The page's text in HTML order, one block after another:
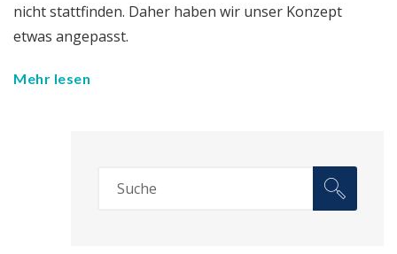
nicht stattfinden. Daher haben wir unser Konzept
etwas angepasst.
Mehr lesen